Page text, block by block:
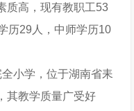
质高，现有教职工53
历29人，中师学历10
小学，位于湖南省耒
其教学质量广受好